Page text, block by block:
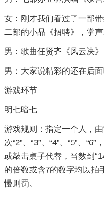
女：刚才我们看过了一部
二部的小品《招聘》，掌声
男：歌曲任贤齐《风云决
男：大家说精彩的还在后
游戏环节
明七暗七
游戏规则：指定一个人，由
次“2”、“3”、“4”、“5”、
或敲击桌子代替，当数到
的倍数或含7的数字均以拍
慢则罚。